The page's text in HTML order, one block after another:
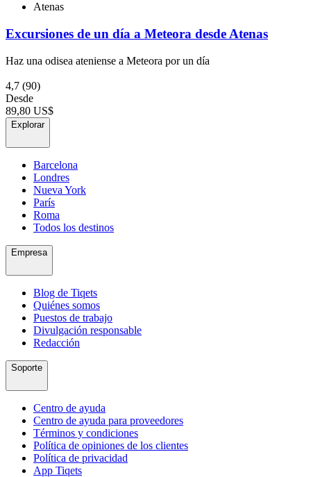
Atenas
Excursiones de un día a Meteora desde Atenas
Haz una odisea ateniense a Meteora por un día
4,7 (90)
Desde
89,80 US$
Explorar
Barcelona
Londres
Nueva York
París
Roma
Todos los destinos
Empresa
Blog de Tiqets
Quiénes somos
Puestos de trabajo
Divulgación responsable
Redacción
Soporte
Centro de ayuda
Centro de ayuda para proveedores
Términos y condiciones
Política de opiniones de los clientes
Política de privacidad
App Tiqets